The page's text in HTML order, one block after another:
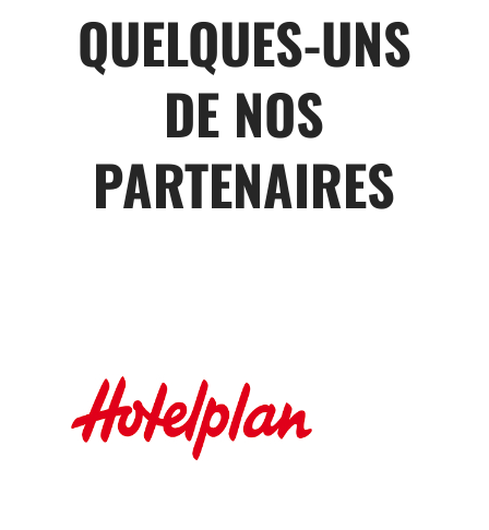
QUELQUES-UNS
DE NOS
PARTENAIRES